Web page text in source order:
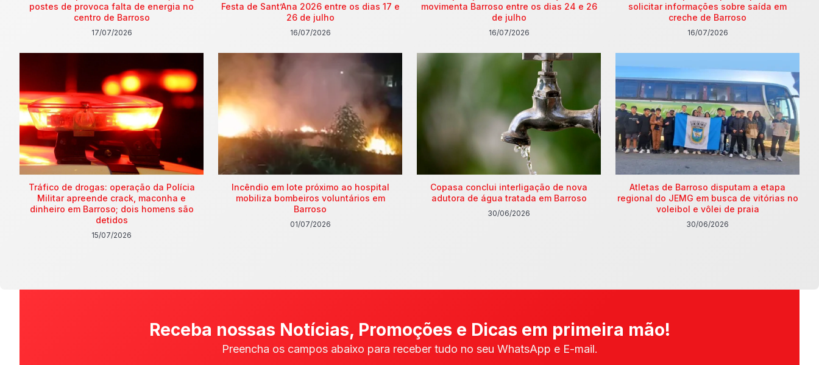
postes de provoca falta de energia no
centro de Barroso
17/07/2026
Festa de Sant’Ana 2026 entre os dias 17 e
26 de julho
16/07/2026
movimenta Barroso entre os dias 24 e 26
de julho
16/07/2026
solicitar informações sobre saída em
creche de Barroso
16/07/2026
Tráfico de drogas: operação da Polícia
Militar apreende crack, maconha e
dinheiro em Barroso; dois homens são
detidos
15/07/2026
Incêndio em lote próximo ao hospital
mobiliza bombeiros voluntários em
Barroso
01/07/2026
Copasa conclui interligação de nova
adutora de água tratada em Barroso
30/06/2026
Atletas de Barroso disputam a etapa
regional do JEMG em busca de vitórias no
voleibol e vôlei de praia
30/06/2026
Receba nossas Notícias, Promoções e Dicas em primeira mão!
Preencha os campos abaixo para receber tudo no seu WhatsApp e E-mail.